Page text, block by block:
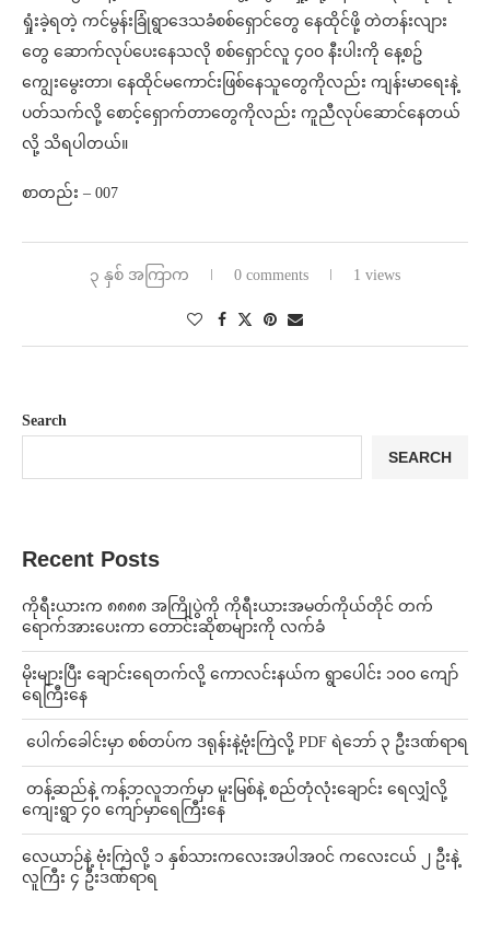
ရှုံးခဲ့ရတဲ့ ကင်မွန်းခြုံရွာဒေသခံစစ်ရှောင်တွေ နေထိုင်ဖို့ တဲတန်းလျား
တွေ ဆောက်လုပ်ပေးနေသလို စစ်ရှောင်လူ ၄၀၀ နီးပါးကို နေ့စဥ်
ကျွေးမွေးတာ၊ နေထိုင်မကောင်းဖြစ်နေသူတွေကိုလည်း ကျန်းမာရေးနဲ့
ပတ်သက်လို့ စောင့်ရှောက်တာတွေကိုလည်း ကူညီလုပ်ဆောင်နေတယ်
လို့ သိရပါတယ်။
စာတည်း – 007
၃ နှစ် အကြာက 0 comments 1 views
Search
SEARCH
Recent Posts
ကိုရီးယားက ၈၈၈၈ အကြိုပွဲကို ကိုရီးယားအမတ်ကိုယ်တိုင် တက်
ရောက်အားပေးကာ တောင်းဆိုစာများကို လက်ခံ
⁨မိုးများပြီး ချောင်းရေတက်လို့ ကောလင်းနယ်က ရွာပေါင်း ၁၀၀ ကျော်
ရေကြီးနေ
⁩ ⁨ပေါက်ခေါင်းမှာ စစ်တပ်က ဒရုန်းနဲ့ဗုံးကြဲလို့ PDF ရဲဘော် ၃ ဦးဒဏ်ရာရ
⁩ ⁨တန့်ဆည်နဲ့ ကန့်ဘလူဘက်မှာ မူးမြစ်နဲ့ စည်တုံလုံးချောင်း ရေလျှံလို့
ကျေးရွာ ၄၀ ကျော်မှာရေကြီးနေ
⁨လေယာဉ်နဲ့ ဗုံးကြဲလို့ ၁ နှစ်သားကလေးအပါအဝင် ကလေးငယ် ၂ ဦးနဲ့
လူကြီး ၄ ဦးဒဏ်ရာရ